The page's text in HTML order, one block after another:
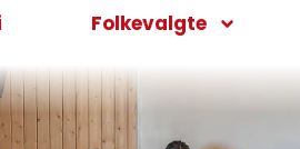
Folkevalgte